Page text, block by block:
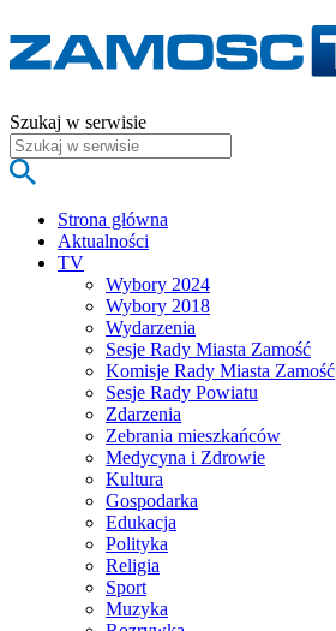
Szukaj w serwisie
Strona główna
Aktualności
TV
Wybory 2024
Wybory 2018
Wydarzenia
Sesje Rady Miasta Zamość
Komisje Rady Miasta Zamość
Sesje Rady Powiatu
Zdarzenia
Zebrania mieszkańców
Medycyna i Zdrowie
Kultura
Gospodarka
Edukacja
Polityka
Religia
Sport
Muzyka